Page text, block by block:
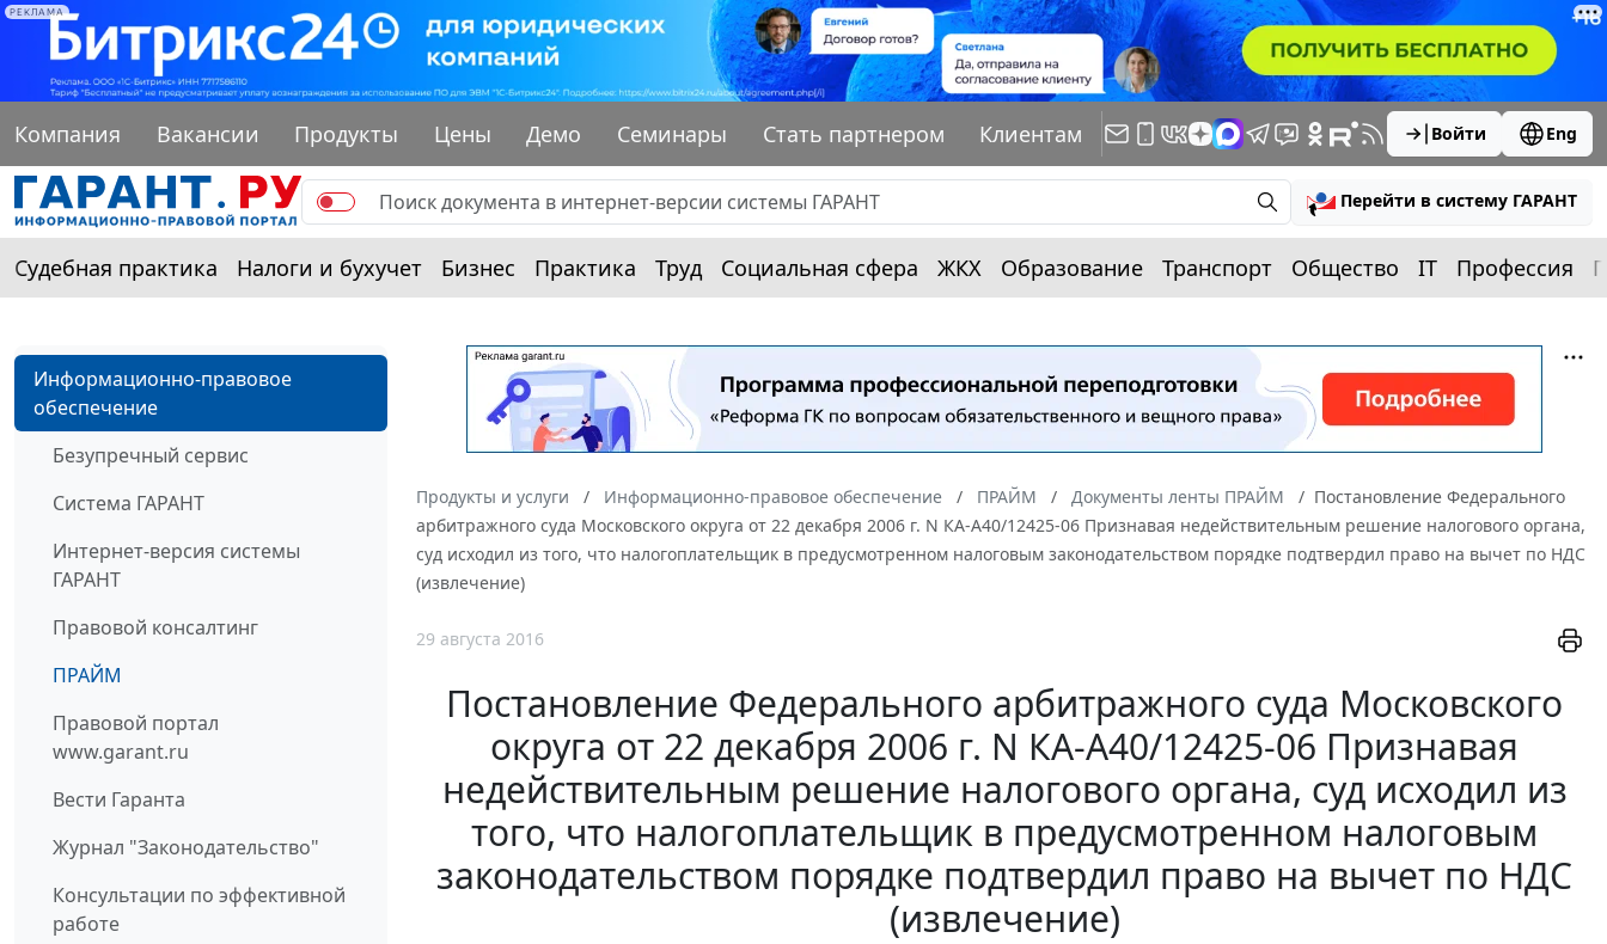
РЕКЛАМА
Компания Вакансии Продукты Цены Демо Семинары Стать партнером Клиентам Войти Eng
Перейти в систему ГАРАНТ
Судебная практика Налоги и бухучет Бизнес Практика Труд Социальная сфера ЖКХ Образование Транспорт Общество IT Профессия
Информационно-правовое
обеспечение
Безупречный сервис
Система ГАРАНТ
Интернет-версия системы
ГАРАНТ
Правовой консалтинг
ПРАЙМ
Правовой портал
www.garant.ru
Вести Гаранта
Журнал "Законодательство"
Консультации по эффективной
работе
Продукты и услуги Информационно-правовое обеспечение ПРАЙМ Документы ленты ПРАЙМ
Постановление Федерального
арбитражного суда Московского округа от 22 декабря 2006 г. N КА-А40/12425-06 Признавая недействительным решение налогового органа,
суд исходил из того, что налогоплательщик в предусмотренном налоговым законодательством порядке подтвердил право на вычет по НДС
(извлечение)
29 августа 2016
Постановление Федерального арбитражного суда Московского
округа от 22 декабря 2006 г. N КА-А40/12425-06 Признавая
недействительным решение налогового органа, суд исходил из
того, что налогоплательщик в предусмотренном налоговым
законодательством порядке подтвердил право на вычет по НДС
(извлечение)